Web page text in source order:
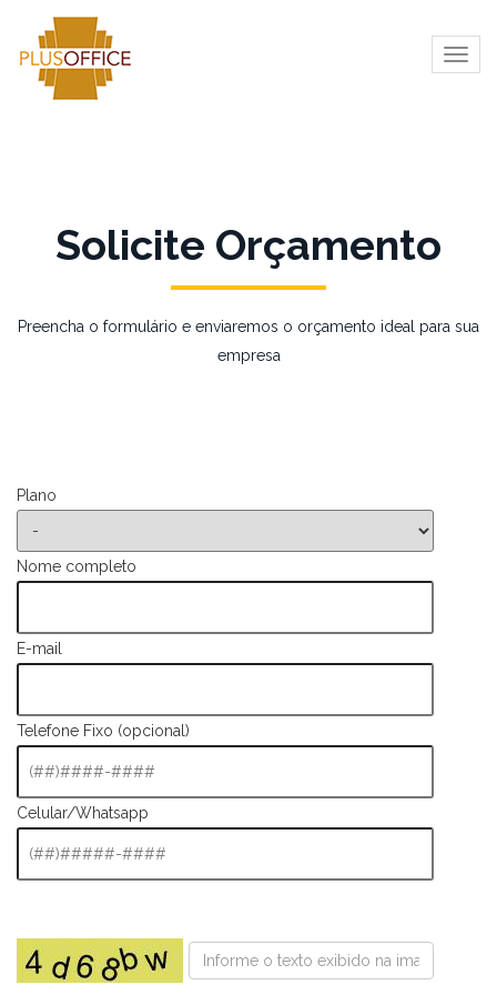
Solicite Orçamento
Preencha o formulário e enviaremos o orçamento ideal para sua
empresa
Plano
Nome completo
E-mail
Telefone Fixo (opcional)
Celular/Whatsapp